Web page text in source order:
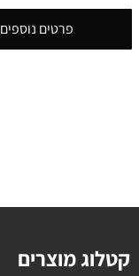
פרטים נוספים
קטלוג מוצרים